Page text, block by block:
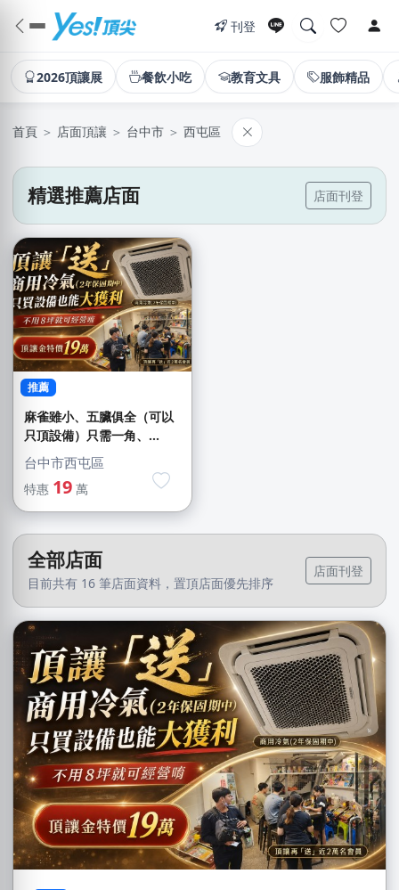
刊登
2026頂讓展 餐飲小吃 教育文具 服飾精品
首頁 ＞ 店面頂讓 ＞ 台中市 ＞ 西屯區
精選推薦店面 店面刊登
推薦
麻雀雖小、五臟俱全（可以
只頂設備）只需一角、...
台中市西屯區
特惠 19 萬
全部店面
目前共有 16 筆店面資料，置頂店面優先排序
店面刊登